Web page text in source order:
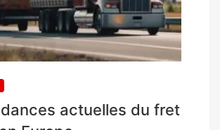
actuelles du fret